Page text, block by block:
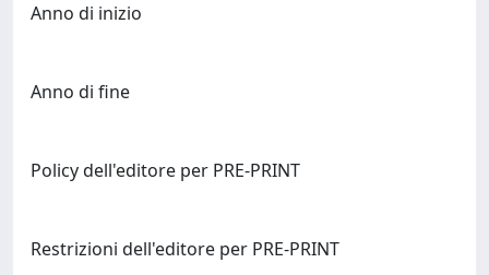
Anno di inizio
Anno di fine
Policy dell'editore per PRE-PRINT
Restrizioni dell'editore per PRE-PRINT